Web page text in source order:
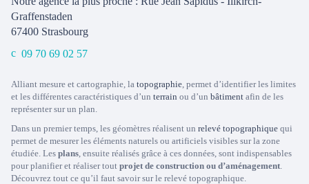
Graffenstaden
67400 Strasbourg
09 70 69 02 57
Alliant mesure et cartographie, la topographie, permet d’identifier les limites
et les différentes caractéristiques d’un terrain ou d’un bâtiment afin de les
représenter sur un plan.
Dans un premier temps, les géomètres réalisent un relevé topographique qui
permet de mesurer les éléments naturels ou artificiels visibles sur la zone
étudiée. Les plans, ensuite réalisés grâce à ces données, sont indispensables
pour planifier et réaliser tout projet de construction ou d’aménagement.
Découvrez tout ce qu’il faut savoir sur le relevé topographique.